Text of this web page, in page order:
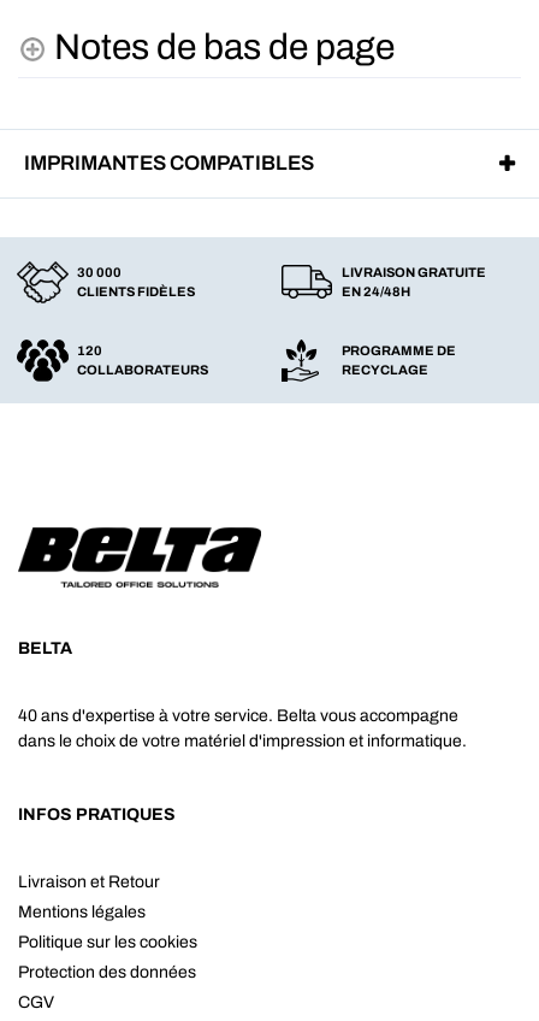
Notes de bas de page
IMPRIMANTES COMPATIBLES
30 000
CLIENTS FIDÈLES
LIVRAISON GRATUITE
EN 24/48H
120
COLLABORATEURS
PROGRAMME DE
RECYCLAGE
BELTA
40 ans d'expertise à votre service. Belta vous accompagne
dans le choix de votre matériel d'impression et informatique.
INFOS PRATIQUES
Livraison et Retour
Mentions légales
Politique sur les cookies
Protection des données
CGV